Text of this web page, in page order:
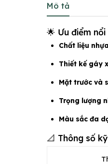
Mô tả
🌟 Ưu điểm
Chất liệu
Thiết kế gáy
Mặt trước và
Trọng lượng
Màu sắc đa
📐 Thông số